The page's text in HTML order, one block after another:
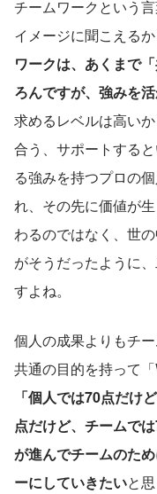
チームワークという
イメージに聞こえるか
ワークは、あくまで
ろんですが、強みを
求めるレベルは高い
合う、サポートする
る強みを持つプロの
れ、その先に価値が
わるのではなく、世
がそうだったように
すよね。
個人の成果よりもチ
共通の目的を持って
「個人では70点だけ
点だけど、チームで
が進んでチームのた
ーにしていきたいと